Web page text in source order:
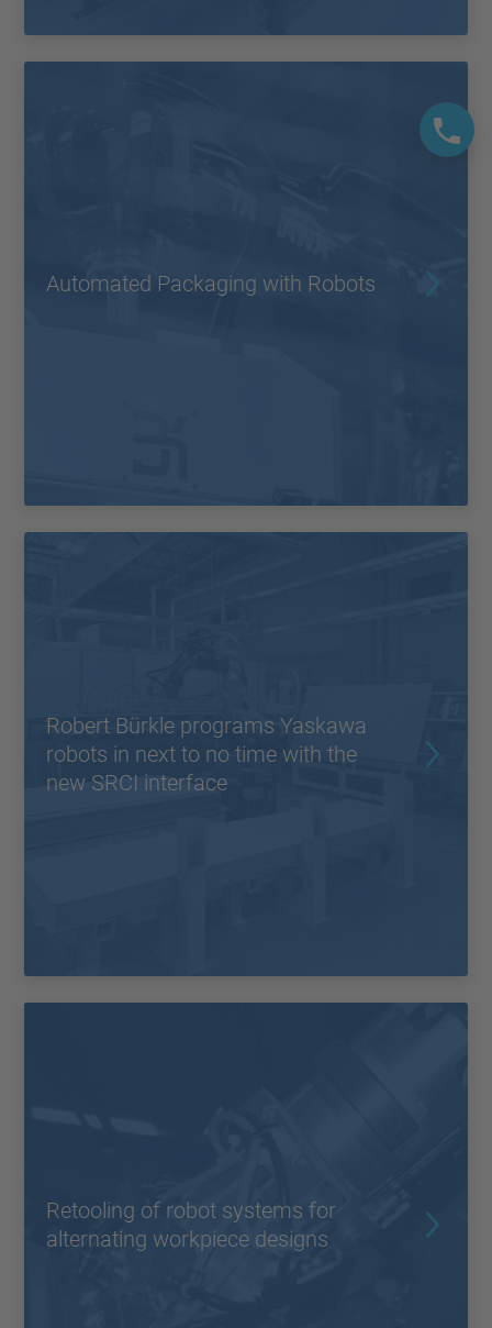
Automated Packaging with Robots
Robert Bürkle programs Yaskawa
robots in next to no time with the
new SRCI interface
Retooling of robot systems for
alternating workpiece designs